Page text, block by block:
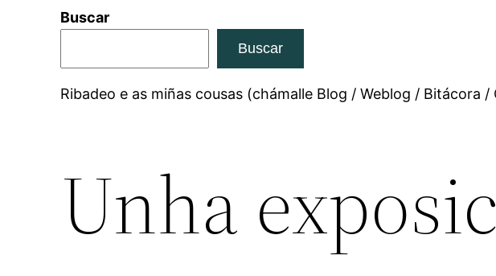
Buscar
Buscar
Ribadeo e as miñas cousas (chámalle Blog / Weblog / Bitácora
Unha